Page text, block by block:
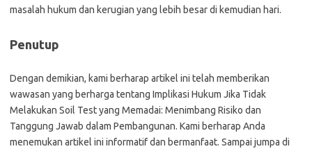
masalah hukum dan kerugian yang lebih besar di kemudian hari.
Penutup
Dengan demikian, kami berharap artikel ini telah memberikan
wawasan yang berharga tentang Implikasi Hukum Jika Tidak
Melakukan Soil Test yang Memadai: Menimbang Risiko dan
Tanggung Jawab dalam Pembangunan. Kami berharap Anda
menemukan artikel ini informatif dan bermanfaat. Sampai jumpa di